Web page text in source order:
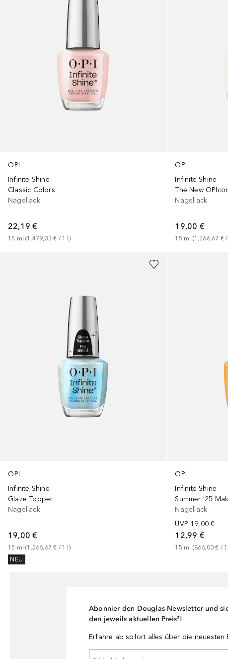
OPI
Infinite Shine
Classic Colors
Nagellack
22,19 €
15 ml (1.479,33 € / 1 )
OPI
Infinite Shine
The New
Nagellack
19,00 €
15 ml (1.266,67 € /
OPI
Infinite Shine
Glaze Topper
Nagellack
19,00 €
15 ml (1.266,67 € / 1 l)
NEU
+ 3
OPI
Infinite Shine
Summer '25
Nagellack
UVP 19,00 €
12,99 €
15 ml (866,00 € / 1
+ 1
Abonnier den Douglas-Newsletter und
den jeweils aktuellen Preis²!
Erfahre ab sofort alles über die neuesten